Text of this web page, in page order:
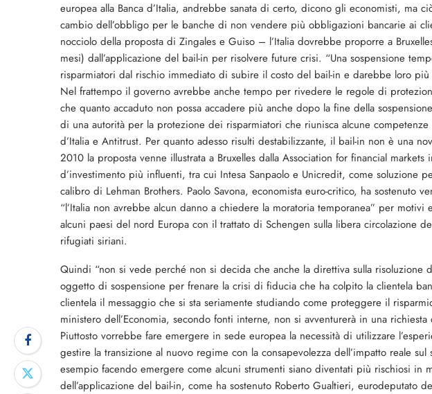
europea alla Banca d’Italia, andrebbe sanata di certo, dicono gli economisti, ma
cambio dell’obbligo per le banche di non vendere più obbligazioni bancarie ai
nocciolo della proposta di Zingales e Guiso – l’Italia dovrebbe proporre a
mesi) dall’applicazione del bail-in per risolvere future crisi. “Una sospensione
risparmiatori dal rischio immediato di subire il costo del bail-in e darebbe loro
Nel frattempo il governo avrebbe anche tempo per rivedere le regole di
che quanto accaduto non possa accadere più anche dopo la fine della
di una autorità per la protezione dei risparmiatori che riunisca alcune
d’Italia e Antitrust. Per quanto adesso risulti destabilizzante, il bail-in non è una
2010 la proposta venne illustrata a Bruxelles dalla Association for financial
d’investimento più influenti, tra cui Intesa Sanpaolo e Unicredit, come soluzione
calibro di Lehman Brothers. Paolo Savona, economista euro-critico, ha sostenuto
“l’Italia non avrebbe alcun danno a chiedere la moratoria temporanea” per
alcuni paesi del nord Europa con il trattato di Schengen sulla libera circolazione
rifugiati siriani.
Quindi “non si vede perché non si decida che anche la direttiva sulla risoluzione
oggetto di sospensione per frenare la crisi di fiducia che ha colpito la clientela
clientela il messaggio che si sta seriamente studiando come proteggere il
ministero dell’Economia, secondo fonti interne, non si avventurerà in una
Piuttosto vorrebbe fare emergere in sede europea la necessità di utilizzare
gestire la transizione al nuovo regime con la consapevolezza dell’impatto reale
esempio facendo emergere come alcuni strumenti siano diventati più rischiosi in
dell’applicazione del bail-in, come ha sostenuto Roberto Gualtieri, eurodeputato